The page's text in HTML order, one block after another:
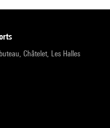
Châtelet, Les Halles